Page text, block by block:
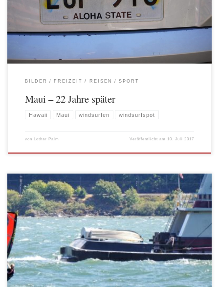
fühlte sich windsurftechnisch genauso an. Geil! Bilder …und sonst? Und sonst
bleibt festzuhalten, dass der Sport, wie bereits im letzten Jahr am […]
BILDER FREIZEIT REISEN SPORT
Maui – 22 Jahre später
Hawaii Maui windsurfen windsurfspot
von Lothar Palm Veröffentlicht am 10. Juli 2017
Die Realität Es ist nicht sonderlich schwer festzustellen, dass Windsurfen bald
eine Sportart sein wird, die man nur noch in Geschichtsbüchern, Museen und
alten TV-Mitschnitten betrachten kann. Die meisten Spots der Welt, die vor zehn
bis fünfzehn Jahren noch mit Windsurfern überschwemmt waren, zeigen
mittlerweile ein anderes Bild. Kiteschirme wohin […]